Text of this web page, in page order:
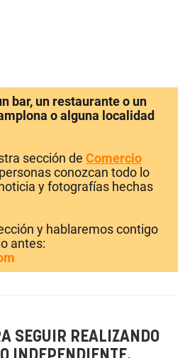
bar, un restaurante o un
o alguna localidad
sección de Comercio
conozcan todo lo
y fotografías hechas
y hablaremos contigo
antes:
SEGUIR REALIZANDO